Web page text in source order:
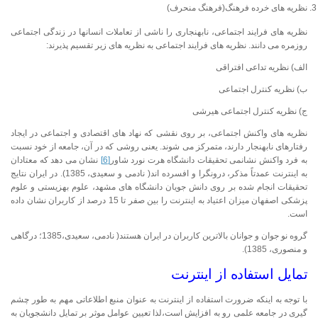
نظریه های خرده فرهنگ(فرهنگ منحرف)
نظریه های فرایند اجتماعی، نابهنجاری را ناشی از تعاملات انسانها در زندگی اجتماعی
روزمره می دانند. نظریه های فرایند اجتماعی به نظریه های زیر تقسیم پذیرند:
الف) نظریه تداعی افتراقی
ب) نظریه کنترل اجتماعی
ج) نظریه کنترل اجتماعی هیرشی
نظریه های واکنش اجتماعی، بر روی نقشی که نهاد های اقتصادی و اجتماعی در ایجاد
رفتارهای نابهنجار دارند، متمرکز می شوند. یعنی روشی که در آن، جامعه از خود نسبت
به فرد واکنش نشانمی تحقیقات دانشگاه هرت نورد شاور [6]
نشان می دهد که معتادان
به اینترنت عمدتاً مذکر، درونگرا و افسرده اند( نادمی و سعیدی، 1385). در ایران نتایج
تحقیقات انجام شده بر روی دانش جویان دانشگاه های مشهد، علوم بهزیستی و علوم
پزشکی اصفهان میزان اعتیاد به اینترنت را بین صفر تا 15 درصد از کاربران نشان داده
است.
گروه نو جوان و جوانان بالاترین کاربران در ایران هستند( نادمی، سعیدی،1385؛ درگاهی
و منصوری، 1385).
تمایل استفاده از اینترنت
با توجه به اینکه ضرورت استفاده از اینترنت به عنوان منبع اطلاعاتی مهم به طور چشم
گیری در جامعه علمی رو به افزایش است،لذا تعیین عوامل موثر بر تمایل دانشجویان به